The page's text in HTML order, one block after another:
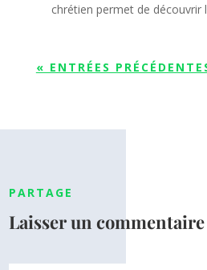
chrétien permet de découvrir
« ENTRÉES
PARTAGE
Laisser un commentaire